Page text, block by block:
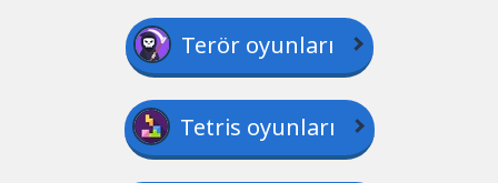
Terör oyunları
Tetris oyunları